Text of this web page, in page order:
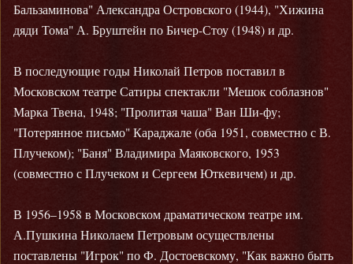
Бальзаминова" Александра Островского (1944), "Хижина
дяди Тома" А. Бруштейн по Бичер-Стоу (1948) и др.
В последующие годы Николай Петров поставил в
Московском театре Сатиры спектакли "Мешок соблазнов"
Марка Твена, 1948; "Пролитая чаша" Ван Ши-фу;
"Потерянное письмо" Караджале (оба 1951, совместно с В.
Плучеком); "Баня" Владимира Маяковского, 1953
(совместно с Плучеком и Сергеем Юткевичем) и др.
В 1956–1958 в Московском драматическом театре им.
А.Пушкина Николаем Петровым осуществлены
поставлены "Игрок" по Ф. Достоевскому, "Как важно быть